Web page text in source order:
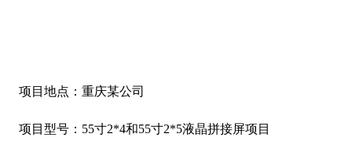
项目地点：重庆某公司
项目型号：55寸2*4和55寸2*5液晶拼接屏项目